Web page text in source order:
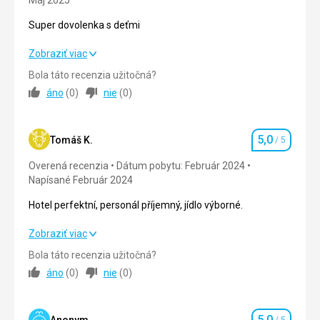
frontami
Táto recenzia bola preložená automaticky pomocou
Google Translate
Super dovolenka s deťmi
Super dovolenka s deťmi
Strava
Okolie 5,0/ 5
Služby
Zobraziť viac
Bola táto recenzia užitočná?
áno (0) nie (0)
Tomáš K. Hodnotenie
5,0 / 5
Overená recenzia
Dátum pobytu: Február 2024
Napísané Február 2024
Hotel perfektní, personál příjemný, jídlo výborné.
Hotel perfektní, personál příjemný, jídlo výborné.
Strava
Zobraziť viac
Bola táto recenzia užitočná?
áno (0) nie (0)